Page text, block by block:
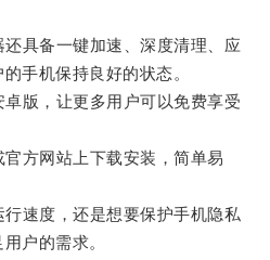
具备一键加速、深度清理、应
手机保持良好的状态。
版，让更多用户可以免费享受
方网站上下载安装，简单易
速度，还是想要保护手机隐私
户的需求。